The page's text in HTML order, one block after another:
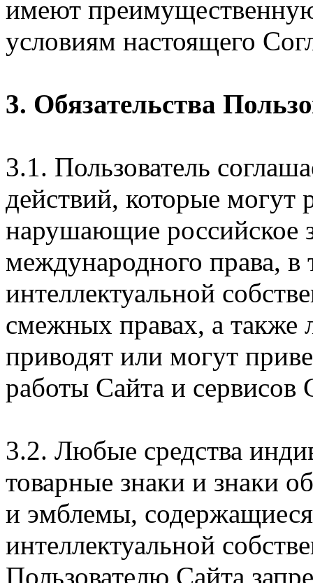
имеют
условиям настоящего
3. Обязательства
3.1. Пользователь
действий, которые могут
нарушающие российское
международного права, в
интеллектуальной
смежных правах, а также
приводят или могут
работы Сайта и сервисов
3.2. Любые средства
товарные знаки и знаки
и эмблемы,
интеллектуальной
Пользователю Сайта